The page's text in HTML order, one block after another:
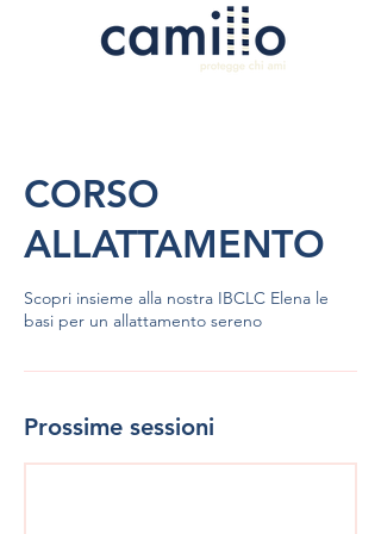
CORSO
ALLATTAMENTO
Scopri insieme alla nostra IBCLC Elena le
basi per un allattamento sereno
Prossime sessioni